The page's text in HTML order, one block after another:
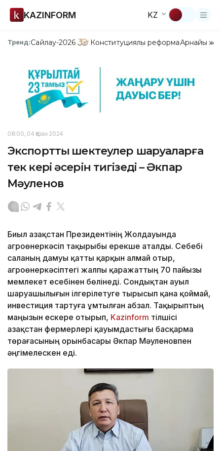
KAZINFORM KZ
Тренд:Сайлау-2026 Конституциялық реформаАрнайы
08:00, 04 Қазан 2024
Экспорттық шектеулер шаруаларға
тек кері әсерін тигізеді – Әкпар
Мәуленов
Биыл Қазақстан Президентінің Жолдауында
агроөнеркәсіп тақырыбы ерекше аталды. Себебі
саланың дамуы қатты қарқын алмай отыр,
агроөнеркәсіптегі жалпы қаражаттың 70 пайызы
мемлекет есебінен бөлінеді. Сондықтан ауыл
шаруашылығын ілгерілетуге тырысып қана қоймай,
инвестиция тартуға ұмтылған абзал. Тақырыптың
маңызын ескере отырып, Kazinform тілшісі
Қазақстан фермерлері қауымдастығы басқарма
төрағасының орынбасары Әкпар Мәуленовпен
әңгімелескен еді.